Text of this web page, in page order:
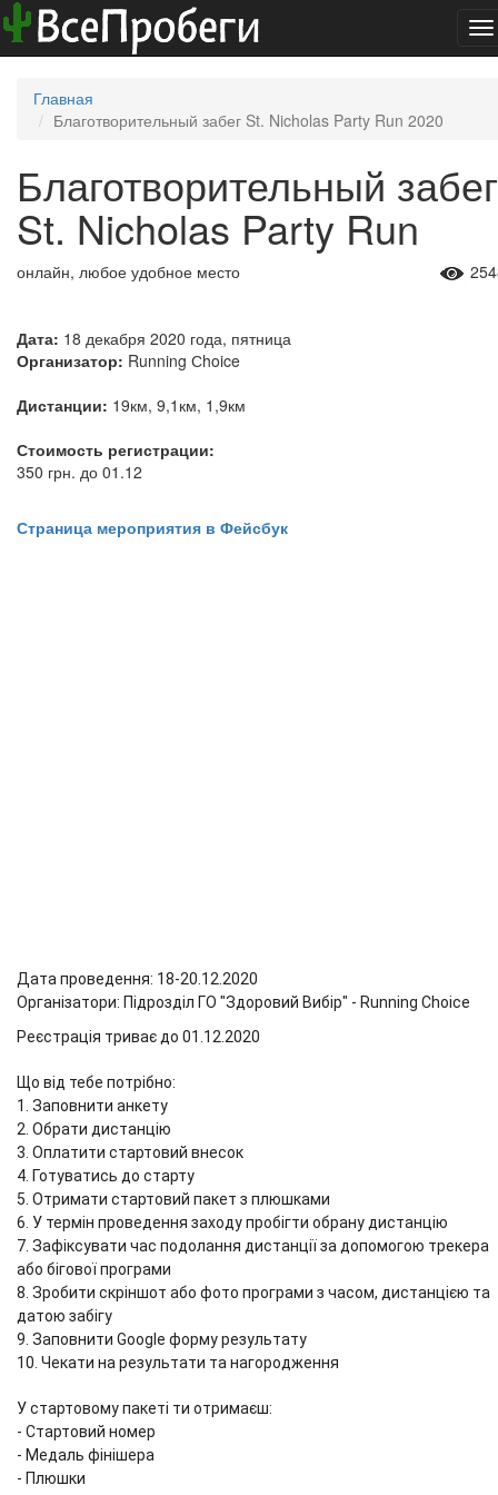
Главная
Благотворительный забег St. Nicholas Party Run 2020
Благотворительный забег
St. Nicholas Party Run
онлайн, любое удобное место
Дата: 18 декабря 2020 года, пятница
Организатор: Running Сhoice
Дистанции: 19км, 9,1км, 1,9км
Стоимость регистрации:
350 грн. до 01.12
Страница мероприятия в Фейсбук
Дата проведення: 18-20.12.2020
Організатори: Підрозділ ГО "Здоровий Вибір" - Running Сhoice
Реєстрація триває до 01.12.2020
Що від тебе потрібно:
1. Заповнити анкету
2. Обрати дистанцію
3. Оплатити стартовий внесок
4. Готуватись до старту
5. Отримати стартовий пакет з плюшками
6. У термін проведення заходу пробігти обрану дистанцію
7. Зафіксувати час подолання дистанції за допомогою трекера
або бігової програми
8. Зробити скріншот або фото програми з часом, дистанцією та
датою забігу
9. Заповнити Googlе форму результату
10. Чекати на результати та нагородження
У стартовому пакеті ти отримаєш:
- Стартовий номер
- Медаль фінішера
- Плюшки